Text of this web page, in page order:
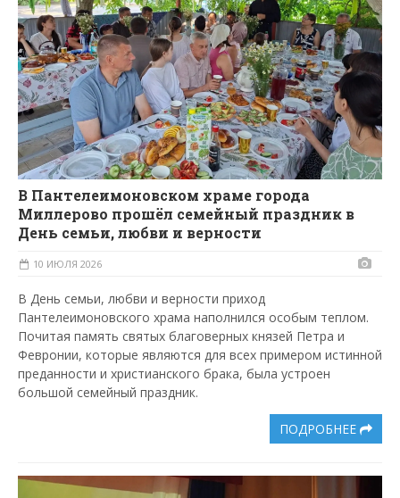
В Пантелеимоновском храме города
Миллерово прошёл семейный праздник в
День семьи, любви и верности
10 ИЮЛЯ 2026
В День семьи, любви и верности приход
Пантелеимоновского храма наполнился особым теплом.
Почитая память святых благоверных князей Петра и
Февронии, которые являются для всех примером истинной
преданности и христианского брака, была устроен
большой семейный праздник.
ПОДРОБНЕЕ